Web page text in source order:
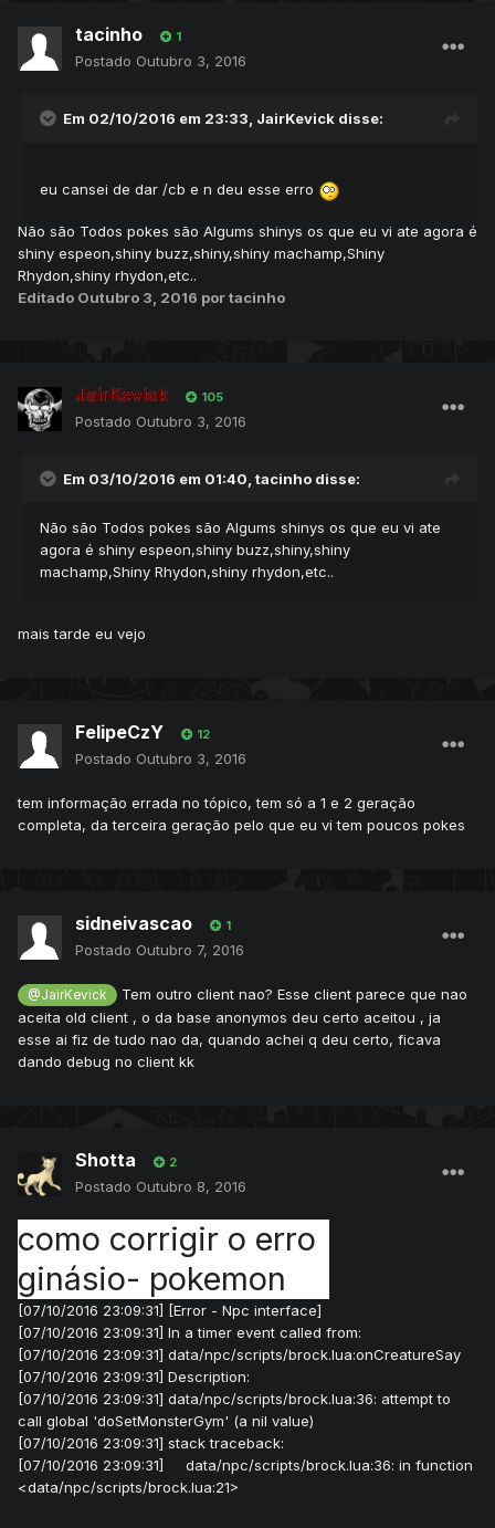
tacinho 1
Postado Outubro 3, 2016
Em 02/10/2016 em 23:33, JairKevick disse:
eu cansei de dar /cb e n deu esse erro
Não são Todos pokes são Algums shinys os que eu vi ate agora é
shiny espeon,shiny buzz,shiny,shiny machamp,Shiny
Rhydon,shiny rhydon,etc..
Editado Outubro 3, 2016 por tacinho
JairKevick 105
Postado Outubro 3, 2016
Em 03/10/2016 em 01:40, tacinho disse:
Não são Todos pokes são Algums shinys os que eu vi ate
agora é shiny espeon,shiny buzz,shiny,shiny
machamp,Shiny Rhydon,shiny rhydon,etc..
mais tarde eu vejo
FelipeCzY 12
Postado Outubro 3, 2016
tem informação errada no tópico, tem só a 1 e 2 geração
completa, da terceira geração pelo que eu vi tem poucos pokes
sidneivascao 1
Postado Outubro 7, 2016
@JairKevick
Tem outro client nao? Esse client parece que nao
aceita old client , o da base anonymos deu certo aceitou , ja
esse ai fiz de tudo nao da, quando achei q deu certo, ficava
dando debug no client kk
Shotta 2
Postado Outubro 8, 2016
como corrigir o erro
ginásio- pokemon
no ataca
[07/10/2016 23:09:31] [Error - Npc interface]
[07/10/2016 23:09:31] In a timer event called from:
[07/10/2016 23:09:31] data/npc/scripts/brock.lua:onCreatureSay
[07/10/2016 23:09:31] Description:
[07/10/2016 23:09:31] data/npc/scripts/brock.lua:36: attempt to
call global 'doSetMonsterGym' (a nil value)
[07/10/2016 23:09:31] stack traceback:
[07/10/2016 23:09:31] data/npc/scripts/brock.lua:36: in function
<data/npc/scripts/brock.lua:21>